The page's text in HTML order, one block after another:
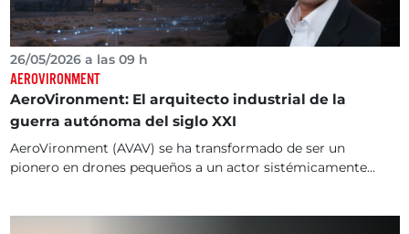
26/05/2026 a las 09 h
AEROVIRONMENT
AeroVironment: El arquitecto industrial de la
guerra autónoma del siglo XXI
AeroVironment (AVAV) se ha transformado de ser un
pionero en drones pequeños a un actor sistémicamente...